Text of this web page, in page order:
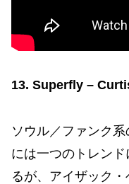
13. Superfly –
ソウル／ファンク
には一つのトレン
るが、アイザック